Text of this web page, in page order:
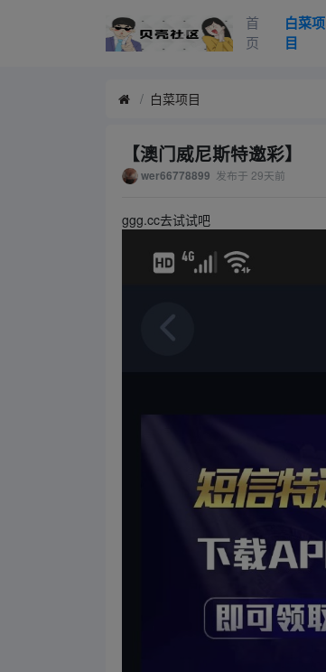
首
页
白菜项
目
白菜项目
【澳门威尼斯特邀彩】
wer66778899 发布于 29天前
ggg.cc去试试吧